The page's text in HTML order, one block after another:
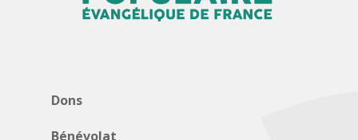
Dons
Bénévolat